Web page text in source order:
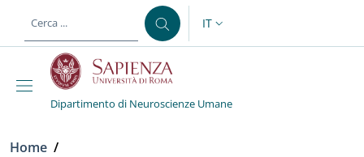
al contenuto principale
SELETTORE LINGUA:
IT
Dipartimento di Neuroscienze Umane
Briciole di pane
Home /